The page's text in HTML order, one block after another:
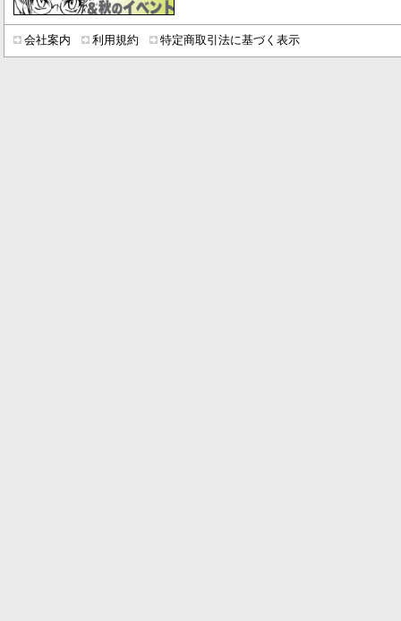
会社案内 利用規約 特定商取引法に基づく表示